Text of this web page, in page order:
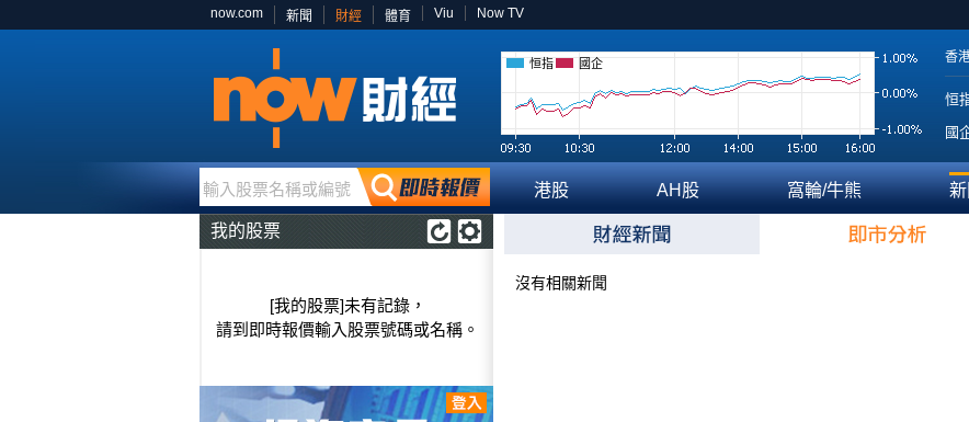
now.com 新聞 財經 體育 Viu Now TV
恒指 國企 香
恒
國
輸入股票名稱或編號 港股 AH股 窩輪/牛熊
我的股票
[我的股票]未有記錄，
請到即時報價輸入股票號碼或名稱。
沒有相關新聞